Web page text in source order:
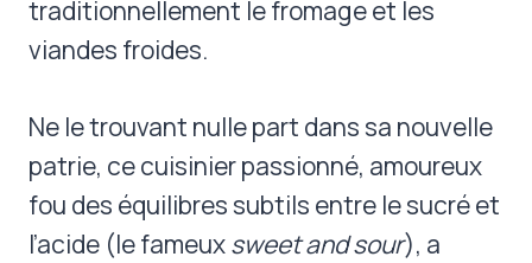
traditionnellement le fromage et les
viandes froides.
Ne le trouvant nulle part dans sa nouvelle
patrie, ce cuisinier passionné, amoureux
fou des équilibres subtils entre le sucré et
l’acide (le fameuxsweet and sour), a